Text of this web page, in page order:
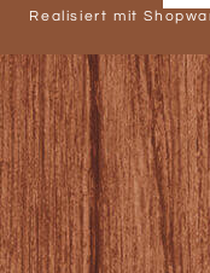
Realisiert mit